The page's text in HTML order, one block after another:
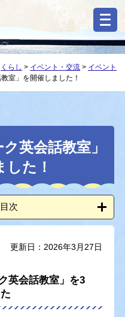
くらし > イベント・交流 > イベント
室」を開催しました！
英会話教室」
した！
次
更新日：2026年3月27日
英会話教室」を3